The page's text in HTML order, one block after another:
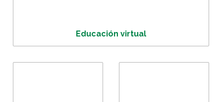
Educación virtual